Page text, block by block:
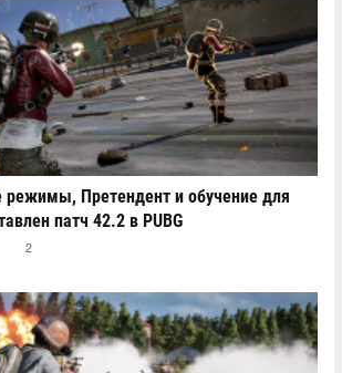
Претендент и обучение для
патч 42.2 в PUBG
2